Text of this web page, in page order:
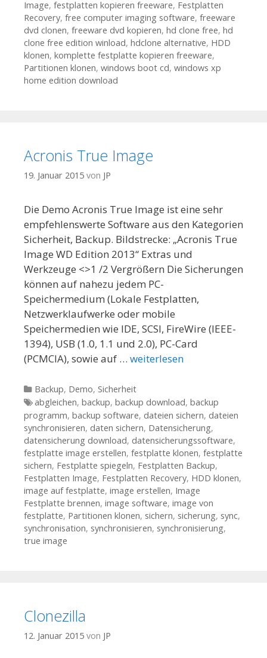
Image, festplatten kopieren freeware, Festplatten
Recovery, free computer imaging software, freeware
dvd clonen, freeware dvd kopieren, hd clone free, hd
clone free edition winload, hdclone alternative, HDD
klonen, komplette festplatte kopieren freeware,
Partitionen klonen, windows boot cd, windows xp
home edition download
Acronis True Image
19. Januar 2015 von JP
Die Demo Acronis True Image ist eine sehr
empfehlenswerte Software aus den Kategorien
Sicherheit, Backup. Bildstrecke: „Acronis True
Image WD Edition 2013“ Extras und
Werkzeuge <>1 /2 Vergrößern Die Sicherungen
können auf nahezu jedem PC-
Speichermedium (Lokale Festplatten,
Netzwerklaufwerke oder mobile
Speichermedien wie IDE, SCSI, FireWire (IEEE-
1394), USB (1.0, 1.1 und 2.0), PC-Card
(PCMCIA), sowie auf … weiterlesen
Kategorien
Backup, Demo, Sicherheit
Tags
abgleichen, backup, backup download, backup
programm, backup software, dateien sichern, dateien
synchronisieren, daten sichern, Datensicherung,
datensicherung download, datensicherungssoftware,
festplatte image erstellen, festplatte klonen, festplatte
sichern, Festplatte spiegeln, Festplatten Backup,
Festplatten Image, Festplatten Recovery, HDD klonen,
image auf festplatte, image erstellen, Image
Festplatte brennen, image software, image von
festplatte, Partitionen klonen, sichern, sicherung, sync,
synchronisation, synchronisieren, synchronisierung,
true image
Clonezilla
12. Januar 2015 von JP